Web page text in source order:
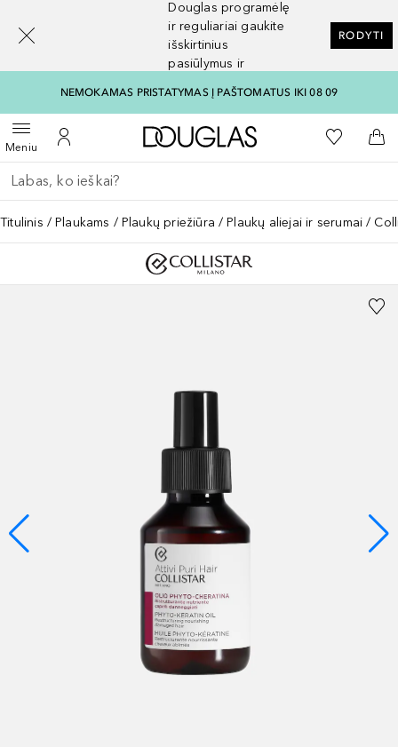
Douglas programėlę
ir reguliariai gaukite
išskirtinius
pasiūlymus ir
RODYTI
NEMOKAMAS PRISTATYMAS Į PAŠTOMATUS IKI 08 09
MeniuAtidaryti meniuĮ mano paskyrą
Į Douglas pagrindinį
Į mano
Į
Grįžk atgal
Vykdykite paiešką
Titulinis Plaukams Plaukų priežiūra Plaukų aliejai ir serumai
[navigation.slideout.screenreader]